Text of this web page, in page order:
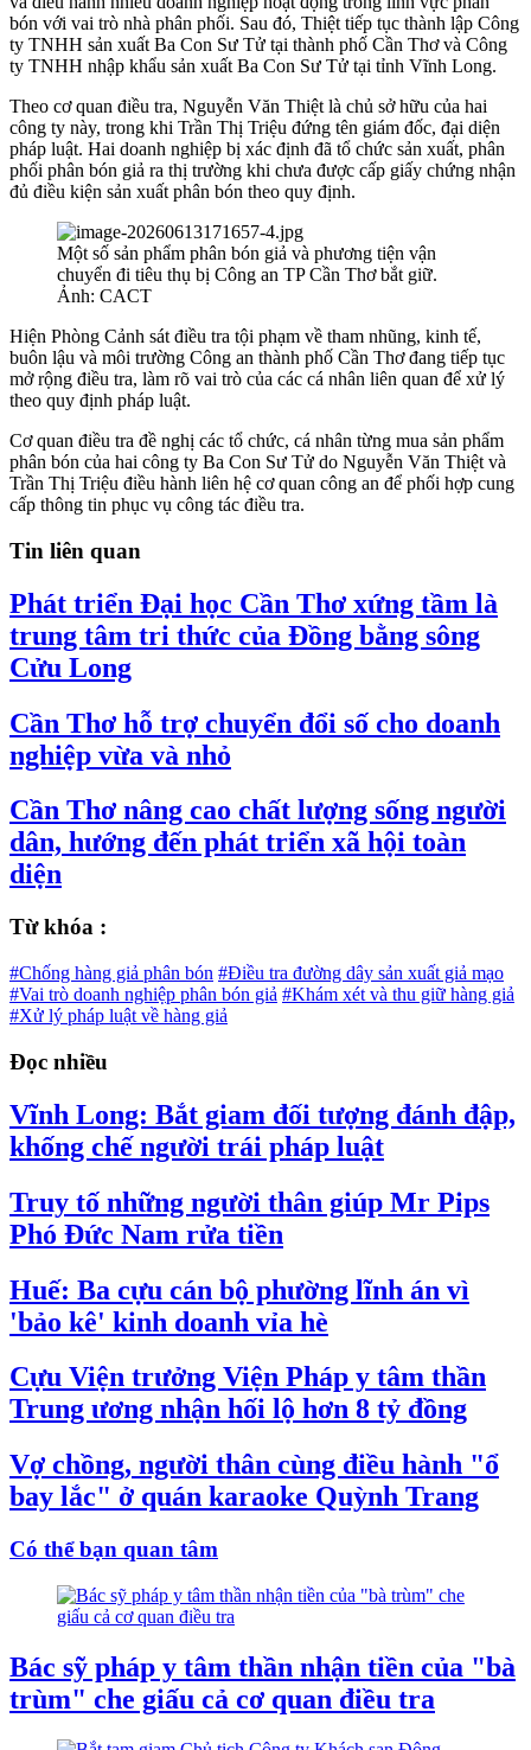
bón với vai trò nhà phân phối. Sau đó, Thiệt tiếp tục thành lập Công
ty TNHH sản xuất Ba Con Sư Tử tại thành phố Cần Thơ và Công
ty TNHH nhập khẩu sản xuất Ba Con Sư Tử tại tỉnh Vĩnh Long.
Theo cơ quan điều tra, Nguyễn Văn Thiệt là chủ sở hữu của hai
công ty này, trong khi Trần Thị Triệu đứng tên giám đốc, đại diện
pháp luật. Hai doanh nghiệp bị xác định đã tổ chức sản xuất, phân
phối phân bón giả ra thị trường khi chưa được cấp giấy chứng nhận
đủ điều kiện sản xuất phân bón theo quy định.
Một số sản phẩm phân bón giả và phương tiện vận
chuyển đi tiêu thụ bị Công an TP Cần Thơ bắt giữ.
Ảnh: CACT
Hiện Phòng Cảnh sát điều tra tội phạm về tham nhũng, kinh tế,
buôn lậu và môi trường Công an thành phố Cần Thơ đang tiếp tục
mở rộng điều tra, làm rõ vai trò của các cá nhân liên quan để xử lý
theo quy định pháp luật.
Cơ quan điều tra đề nghị các tổ chức, cá nhân từng mua sản phẩm
phân bón của hai công ty Ba Con Sư Tử do Nguyễn Văn Thiệt và
Trần Thị Triệu điều hành liên hệ cơ quan công an để phối hợp cung
cấp thông tin phục vụ công tác điều tra.
Tin liên quan
Phát triển Đại học Cần Thơ xứng tầm là
trung tâm tri thức của Đồng bằng sông
Cửu Long
Cần Thơ hỗ trợ chuyển đổi số cho doanh
nghiệp vừa và nhỏ
Cần Thơ nâng cao chất lượng sống người
dân, hướng đến phát triển xã hội toàn
diện
Từ khóa :
#Chống hàng giả phân bón #Điều tra đường dây sản xuất giả mạo
#Vai trò doanh nghiệp phân bón giả #Khám xét và thu giữ hàng giả
#Xử lý pháp luật về hàng giả
Đọc nhiều
Vĩnh Long: Bắt giam đối tượng đánh đập,
khống chế người trái pháp luật
Truy tố những người thân giúp Mr Pips
Phó Đức Nam rửa tiền
Huế: Ba cựu cán bộ phường lĩnh án vì
'bảo kê' kinh doanh vỉa hè
Cựu Viện trưởng Viện Pháp y tâm thần
Trung ương nhận hối lộ hơn 8 tỷ đồng
Vợ chồng, người thân cùng điều hành "ổ
bay lắc" ở quán karaoke Quỳnh Trang
Có thể bạn quan tâm
Bác sỹ pháp y tâm thần nhận tiền của "bà
trùm" che giấu cả cơ quan điều tra